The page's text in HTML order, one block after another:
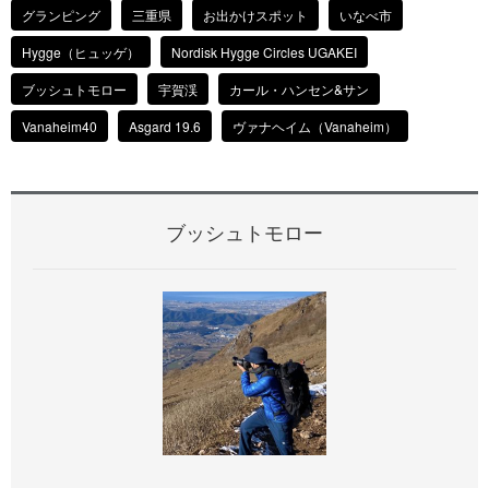
グランピング
三重県 お出かけスポット
いなべ市
Hygge（ヒュッゲ）
Nordisk Hygge Circles UGAKEI
ブッシュトモロー
宇賀渓
カール・ハンセン&サン
Vanaheim40
Asgard 19.6 ヴァナヘイム（Vanaheim）
ブッシュトモロー